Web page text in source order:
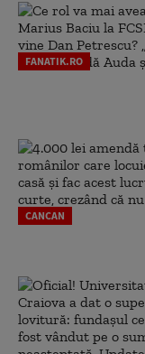
FANATIK.RO
CANCAN